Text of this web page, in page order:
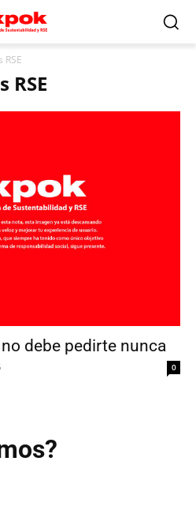
RSE
RSE
debe pedirte nunca
0